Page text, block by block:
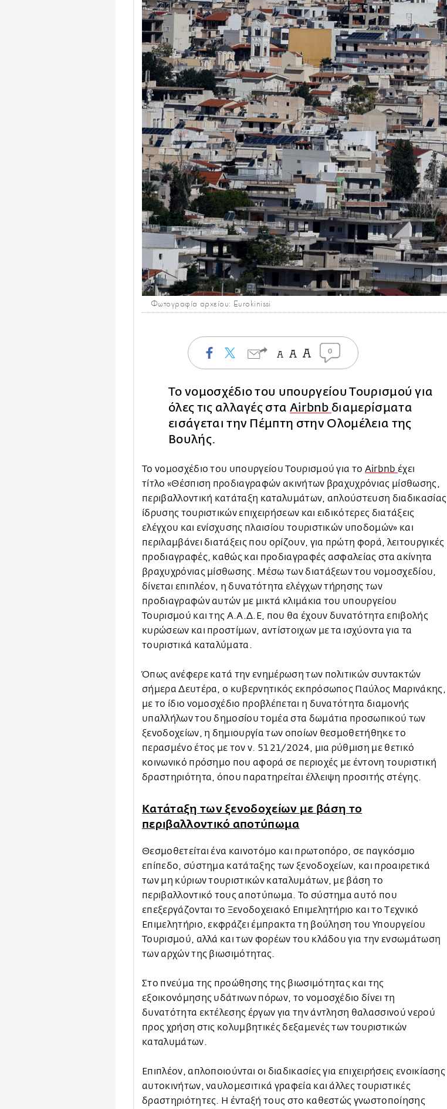
Φωτογραφία αρχείου: Eurokinissi
0
Το νομοσχέδιο του υπουργείου Τουρισμού για
όλες τις αλλαγές στα Airbnb διαμερίσματα
εισάγεται την Πέμπτη στην Ολομέλεια της
Βουλής.
Το νομοσχέδιο του υπουργείου Τουρισμού για το Airbnb έχει
τίτλο «Θέσπιση προδιαγραφών ακινήτων βραχυχρόνιας μίσθωσης,
περιβαλλοντική κατάταξη καταλυμάτων, απλούστευση διαδικασίας
ίδρυσης τουριστικών επιχειρήσεων και ειδικότερες διατάξεις
ελέγχου και ενίσχυσης πλαισίου τουριστικών υποδομών» και
περιλαμβάνει διατάξεις που ορίζουν, για πρώτη φορά, λειτουργικές
προδιαγραφές, καθώς και προδιαγραφές ασφαλείας στα ακίνητα
βραχυχρόνιας μίσθωσης. Μέσω των διατάξεων του νομοσχεδίου,
δίνεται επιπλέον, η δυνατότητα ελέγχων τήρησης των
προδιαγραφών αυτών με μικτά κλιμάκια του υπουργείου
Τουρισμού και της Α.Α.Δ.Ε, που θα έχουν δυνατότητα επιβολής
κυρώσεων και προστίμων, αντίστοιχων με τα ισχύοντα για τα
τουριστικά καταλύματα.
Όπως ανέφερε κατά την ενημέρωση των πολιτικών συντακτών
σήμερα Δευτέρα, ο κυβερνητικός εκπρόσωπος Παύλος Μαρινάκης,
με το ίδιο νομοσχέδιο προβλέπεται η δυνατότητα διαμονής
υπαλλήλων του δημοσίου τομέα στα δωμάτια προσωπικού των
ξενοδοχείων, η δημιουργία των οποίων θεσμοθετήθηκε το
περασμένο έτος με τον ν. 5121/2024, μια ρύθμιση με θετικό
κοινωνικό πρόσημο που αφορά σε περιοχές με έντονη τουριστική
δραστηριότητα, όπου παρατηρείται έλλειψη προσιτής στέγης.
Κατάταξη των ξενοδοχείων με βάση το
περιβαλλοντικό αποτύπωμα
Θεσμοθετείται ένα καινοτόμο και πρωτοπόρο, σε παγκόσμιο
επίπεδο, σύστημα κατάταξης των ξενοδοχείων, και προαιρετικά
των μη κύριων τουριστικών καταλυμάτων, με βάση το
περιβαλλοντικό τους αποτύπωμα. Το σύστημα αυτό που
επεξεργάζονται το Ξενοδοχειακό Επιμελητήριο και το Τεχνικό
Επιμελητήριο, εκφράζει έμπρακτα τη βούληση του Υπουργείου
Τουρισμού, αλλά και των φορέων του κλάδου για την ενσωμάτωση
των αρχών της βιωσιμότητας.
Στο πνεύμα της προώθησης της βιωσιμότητας και της
εξοικονόμησης υδάτινων πόρων, το νομοσχέδιο δίνει τη
δυνατότητα εκτέλεσης έργων για την άντληση θαλασσινού νερού
προς χρήση στις κολυμβητικές δεξαμενές των τουριστικών
καταλυμάτων.
Επιπλέον, απλοποιούνται οι διαδικασίες για επιχειρήσεις ενοικίασης
αυτοκινήτων, ναυλομεσιτικά γραφεία και άλλες τουριστικές
δραστηριότητες. Η ένταξή τους στο καθεστώς γνωστοποίησης